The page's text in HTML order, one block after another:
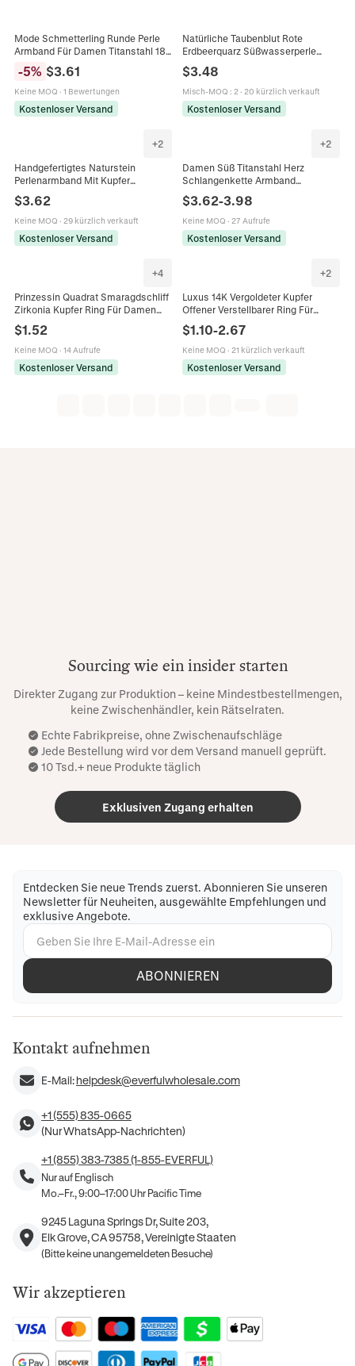
Mode Schmetterling Runde Perle
Armband Für Damen Titanstahl 18K
Strass Eingelegter Schmuck
-5% $3.61
Keine MOQ · 1 Bewertungen
Kostenloser Versand
Natürliche Taubenblut Rote
Erdbeerquarz Süßwasserperle
Handgefertigte Perlen Schmuck
$3.48
Misch-MOQ : 2· 20 kürzlich verkauft
Kostenloser Versand
+2
Handgefertigtes Naturstein
Perlenarmband Mit Kupfer
Distanzstücken Verstellbares
Geflochtenes Bohemisches Ethno
Schmuck Für Damen Herren
$3.62
Keine MOQ · 29 kürzlich verkauft
Kostenloser Versand
+2
Damen Süß Titanstahl Herz
Schlangenkette Armband
Fußkettchen Vergoldet Strass Herz
Anhänger Schmuck Geschenk Für
Den Alltag
$3.62-3.98
Keine MOQ · 27 Aufrufe
Kostenloser Versand
+4
Prinzessin Quadrat Smaragdschliff
Zirkonia Kupfer Ring Für Damen
Elegant Silber Farbe Hochzeit
Verlobungsring Mode Schmuck
Geschenk
$1.52
Keine MOQ · 14 Aufrufe
Kostenloser Versand
+2
Luxus 14K Vergoldeter Kupfer
Offener Verstellbarer Ring Für
Damen Eleganter Zirkonia
Pentagramm Stern Quadrat Dreieck
Fingerring Modeschmuck
$1.10-2.67
Keine MOQ · 21 kürzlich verkauft
Kostenloser Versand
Sourcing wie ein insider starten
Direkter Zugang zur Produktion – keine Mindestbestellmengen,
keine Zwischenhändler, kein Rätselraten.
Echte Fabrikpreise, ohne Zwischenaufschläge
Jede Bestellung wird vor dem Versand manuell geprüft.
10 Tsd.+ neue Produkte täglich
Exklusiven Zugang erhalten
Entdecken Sie neue Trends zuerst. Abonnieren Sie unseren
Newsletter für Neuheiten, ausgewählte Empfehlungen und
exklusive Angebote.
ABONNIEREN
Kontakt aufnehmen
E-Mail:helpdesk@everfulwholesale.com
+1 (555) 835-0665
(Nur WhatsApp-Nachrichten)
+1 (855) 383-7385 (1-855-EVERFUL)
Nur auf Englisch
Mo.–Fr., 9:00–17:00 Uhr Pacific Time
9245 Laguna Springs Dr, Suite 203,
Elk Grove, CA 95758, Vereinigte Staaten
(Bitte keine unangemeldeten Besuche)
Wir akzeptieren